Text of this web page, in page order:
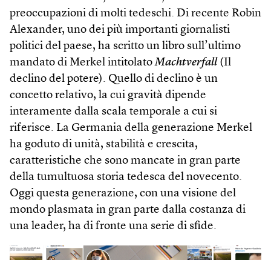
preoccupazioni di molti tedeschi. Di recente Robin
Alexander, uno dei più importanti giornalisti
politici del paese, ha scritto un libro sull’ultimo
mandato di Merkel intitolatoMachtverfall (Il
declino del potere). Quello di declino è un
concetto relativo, la cui gravità dipende
interamente dalla scala temporale a cui si
riferisce. La Germania della generazione Merkel
ha goduto di unità, stabilità e crescita,
caratteristiche che sono mancate in gran parte
della tumultuosa storia tedesca del novecento.
Oggi questa generazione, con una visione del
mondo plasmata in gran parte dalla costanza di
una leader, ha di fronte una serie di sfide.